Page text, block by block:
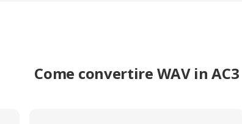
Come convertire WAV in AC3